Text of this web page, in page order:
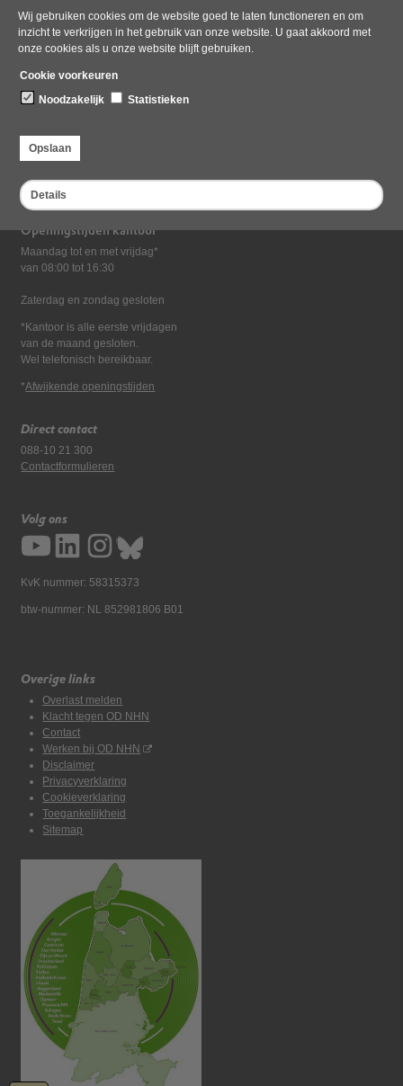
Wij gebruiken cookies om de website goed te laten functioneren en om
inzicht te verkrijgen in het gebruik van onze website. U gaat akkoord met
onze cookies als u onze website blijft gebruiken.
Cookie voorkeuren
Noodzakelijk
Statistieken
Opslaan
Details
Bezoekadres
Dampten 2, 1624 NR Hoorn
Postadres
Postbus 2095, 1620 EB Hoorn
Openingstijden kantoor
Maandag tot en met vrijdag*
van 08:00 tot 16:30
Zaterdag en zondag gesloten
*Kantoor is alle eerste vrijdagen
van de maand gesloten.
Wel telefonisch bereikbaar.
*Afwijkende openingstijden
Direct contact
088-10 21 300
Contactformulieren
Volg ons
KvK nummer: 58315373
btw-nummer: NL 852981806 B01
Overige links
Overlast melden
Klacht tegen OD NHN
Contact
Werken bij OD NHN
Disclaimer
Privacyverklaring
Cookieverklaring
Toegankelijkheid
Sitemap